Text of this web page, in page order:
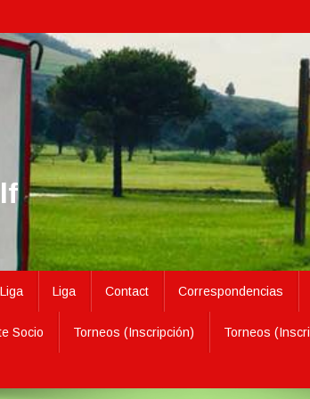
Liga Liga Contact Correspondencias
Socio Torneos (Inscripción) Torneos